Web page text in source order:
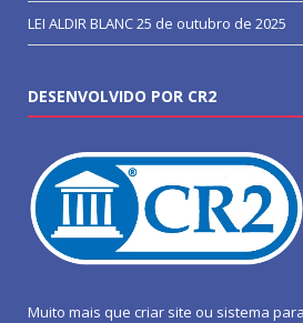
LEI ALDIR BLANC25 de outubro de 2025
DESENVOLVIDO POR CR2
Muito mais que criar site ou sistema